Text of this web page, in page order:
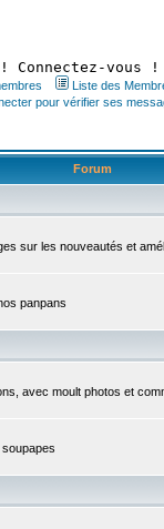
vous !
Liste des
pour vérifier ses
Forum
sur les nouveautés et
panpans
avec moult photos et